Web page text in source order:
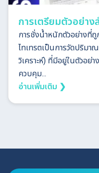
การเตรียมตัวอย่าง
การชั่งน้ำหนักตัวอย่างที่ถู
ไทเทรตเป็นการวัดปริมาณ
วิเคราะห์) ที่มีอยู่ในตัวอย่
ควบคุม...
อ่านเพิ่มเติม ❯